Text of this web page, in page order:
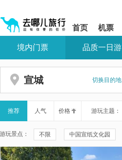
shift+enter
网
导
盲
导
模
式
您
站
区,
本
有
6
个
首页 机票
您
站
区
境内门票 品质一日游
宣城 切换目的地
推荐 人气 价格 游玩主题：
游玩景点： 不限 中国宣纸文化园
水墨汀溪风景区